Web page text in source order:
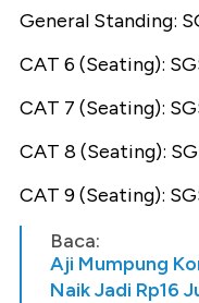
General Standing:
CAT 6 (Seating):
CAT 7 (Seating):
CAT 8 (Seating):
CAT 9 (Seating):
Baca:
Aji Mumpung
Naik Jadi Rp16